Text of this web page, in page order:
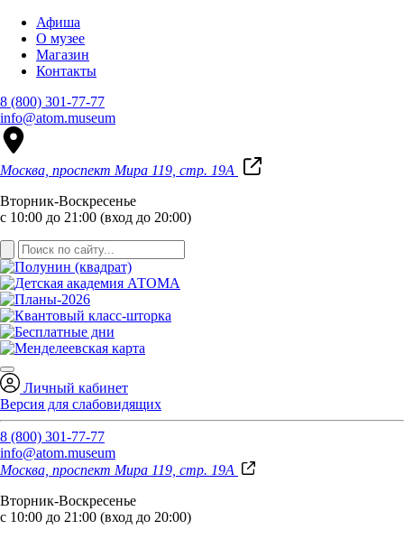
Афиша
О музее
Магазин
Контакты
8 (800) 301-77-77
info@atom.museum
Москва, проспект Мира 119, стр. 19А
Вторник-Воскресенье
с 10:00 до 21:00 (вход до 20:00)
Личный кабинет
Версия для слабовидящих
8 (800) 301-77-77
info@atom.museum
Москва, проспект Мира 119, стр. 19А
Вторник-Воскресенье
с 10:00 до 21:00 (вход до 20:00)